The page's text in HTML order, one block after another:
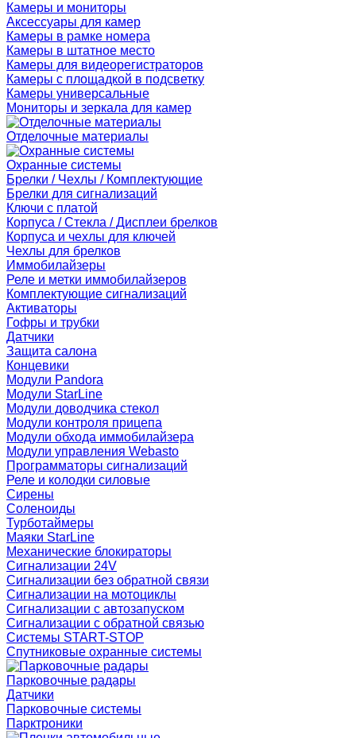
Камеры и мониторы
Аксессуары для камер
Камеры в рамке номера
Камеры в штатное место
Камеры для видеорегистраторов
Камеры с площадкой в подсветку
Камеры универсальные
Мониторы и зеркала для камер
Отделочные материалы
Охранные системы
Брелки / Чехлы / Комплектующие
Брелки для сигнализаций
Ключи с платой
Корпуса / Стекла / Дисплеи брелков
Корпуса и чехлы для ключей
Чехлы для брелков
Иммобилайзеры
Реле и метки иммобилайзеров
Комплектующие сигнализаций
Активаторы
Гофры и трубки
Датчики
Защита салона
Концевики
Модули Pandora
Модули StarLine
Модули доводчика стекол
Модули контроля прицепа
Модули обхода иммобилайзера
Модули управления Webasto
Программаторы сигнализаций
Реле и колодки силовые
Сирены
Соленоиды
Турботаймеры
Маяки StarLine
Механические блокираторы
Сигнализации 24V
Сигнализации без обратной связи
Сигнализации на мотоциклы
Сигнализации с автозапуском
Сигнализации с обратной связью
Системы START-STOP
Спутниковые охранные системы
Парковочные радары
Датчики
Парковочные системы
Парктроники